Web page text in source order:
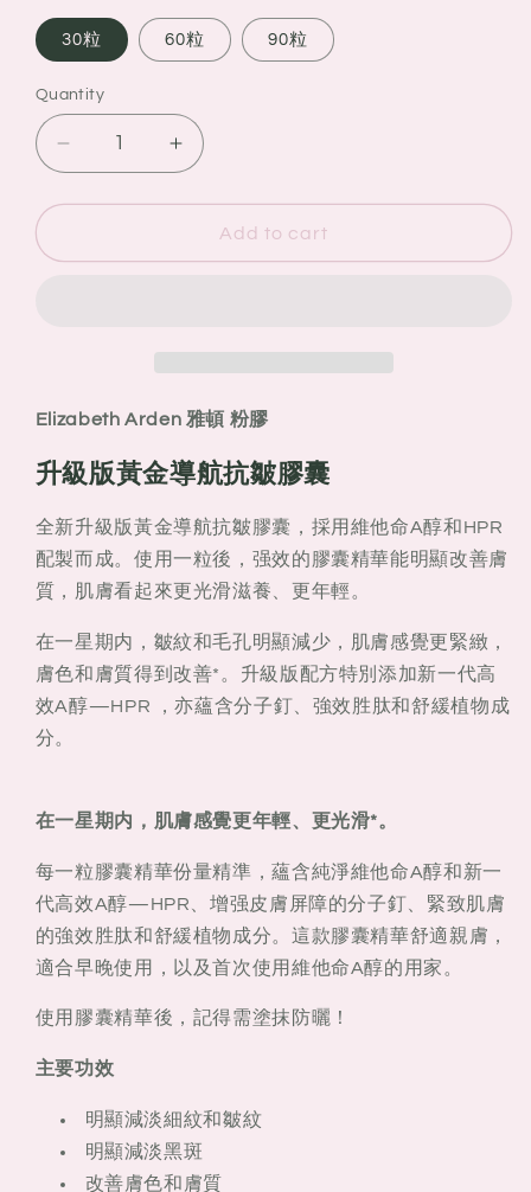
30粒 60粒 90粒
Quantity
Quantity
Decrease
quantity
for
Arden
升
版
金
導
航
皺
膠
囊
Increase
quantity
for
Elizabeth
Arden
粉
膠
升
版
金
導
航
皺
膠
囊
Add to cart
Elizabeth Arden 雅頓 粉膠
升級版黃金導航抗皺膠囊
全新升級版黃金導航抗皺膠囊，採用維他命A醇和HPR
配製而成。使用一粒後，强效的膠囊精華能明顯改善膚
質，肌膚看起來更光滑滋養、更年輕。
在一星期内，皺紋和毛孔明顯減少，肌膚感覺更緊緻，
膚色和膚質得到改善*。升級版配方特別添加新一代高
效A醇—HPR ，亦蘊含分子釘、強效胜肽和舒緩植物成
分。
在一星期内，肌膚感覺更年輕、更光滑*。
每一粒膠囊精華份量精準，蘊含純淨維他命A醇和新一
代高效A醇—HPR、增强皮膚屏障的分子釘、緊致肌膚
的強效胜肽和舒緩植物成分。這款膠囊精華舒適親膚，
適合早晚使用，以及首次使用維他命A醇的用家。
使用膠囊精華後，記得需塗抹防曬！
主要功效
明顯減淡細紋和皺紋
明顯減淡黑斑
改善膚色和膚質